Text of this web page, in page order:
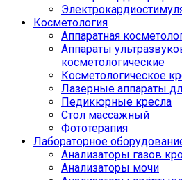
Косметология
Аппаратная
Аппараты
косметологические
Косметологическое
Лазерные аппараты
Педикюрные кресла
Стол массажный
Фототерапия
Лабораторное
Анализаторы газов
Анализаторы мочи